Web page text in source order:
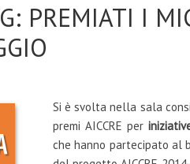
PREMIATI I
Si è svolta nella sala
premi AICCRE per
che hanno partecipato al